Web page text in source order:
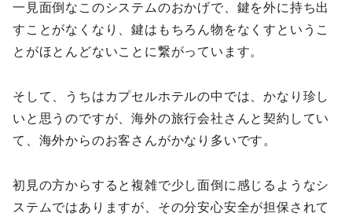
一見面倒なこのシステムのおかげで、鍵を外に持ち出
すことがなくなり、鍵はもちろん物をなくすというこ
とがほとんどないことに繋がっています。
そして、うちはカプセルホテルの中では、かなり珍し
いと思うのですが、海外の旅行会社さんと契約してい
て、海外からのお客さんがかなり多いです。
初見の方からすると複雑で少し面倒に感じるようなシ
ステムではありますが、その分安心安全が担保されて